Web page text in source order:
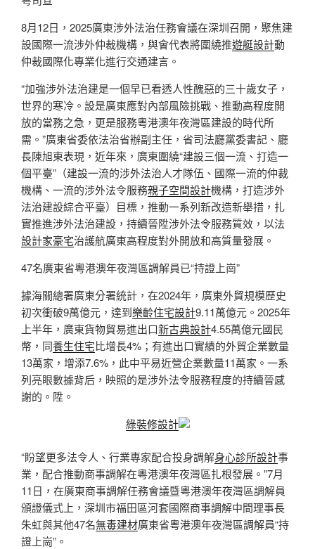
8月12日，2025廣東涉外法治任務會議在深圳召開，聚焦建
設國際一流涉外仲裁機構，與會代表將圍繞推遊艇設計動
仲裁國際化專業化進行交通建言。
“加強涉外法治建是一個早已看透人性醜惡的三十歲女子，
世界的寒冷。設是廣東應對內部風險挑戰、推動高程度開
放的當務之急，更是服務粵港澳年夜灣區建設的時代所
需。”廣東省委依法治省辦副主任，省司法廳黨委書記、廳
長陳旭東表現，近年來，廣東圍繞“建設三個一流、打造一
個平臺”（建設一流的涉外法治人才隊伍、國際一流的仲裁
機構、一流的涉外法令服務親子空間設計機構，打造涉外
法治建設綜合平臺）目標，推動一系列新改造新舉措，扎
實推進涉外法治建設，持續晉陞涉外法令服務質效，以法
設計家豪宅治護航廣東高程度對外開放和高質量發展。
47名廣東省粵港澳年夜灣區調解員已“持證上崗”
據海關總署廣東分署統計，在2024年，廣東外貿規模歷史
初次衝破9萬億元，達到樂齡住宅設計9.11萬億元。2025年
上半年，廣東貨物貿易進出口新古典設計4.55萬億元國民
幣，同養生住宅比增長4%；有進出口實績的外貿企業數量
13萬家，增添7.6%，此中平易近營企業數量11萬家。一系
列亮眼數據背后，映照的是涉外法令服務程度的持續晉感
謝的。陞。
綠裝修設計
“盼望更多法令人、行業專家配合投身調解身心診所設計事
業，配合推動商事調解在粵港澳年夜灣區扎根發展。”7月
11日，在廣東商事調解任務會議暨粵港澳年夜灣區調解員
頒證儀式上，深圳市福田區河套國際商事調解中間理事長
朱虹與其他47名無毒建材廣東省粵港澳年夜灣區調解員“持
證上崗”。